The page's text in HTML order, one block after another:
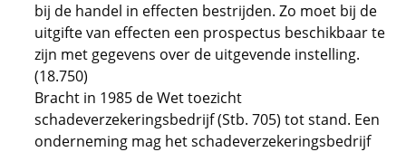
bij de handel in effecten bestrijden. Zo moet bij de
uitgifte van effecten een prospectus beschikbaar te
zijn met gegevens over de uitgevende instelling.
(18.750)
Bracht in 1985 de Wet toezicht
schadeverzekeringsbedrijf (Stb. 705) tot stand. Een
onderneming mag het schadeverzekeringsbedrijf